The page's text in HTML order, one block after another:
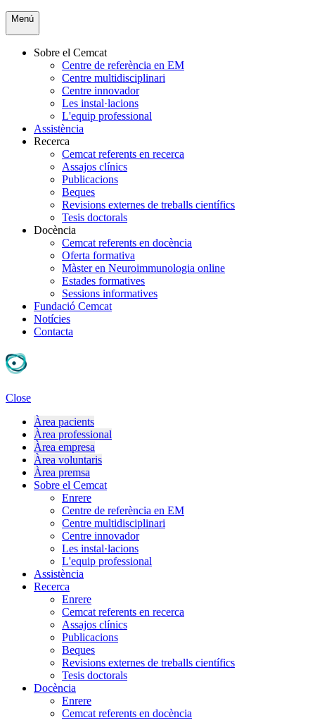
Menú
Sobre el Cemcat
Centre de referència en EM
Centre multidisciplinari
Centre innovador
Les instal·lacions
L'equip professional
Assistència
Recerca
Cemcat referents en recerca
Assajos clínics
Publicacions
Beques
Revisions externes de treballs científics
Tesis doctorals
Docència
Cemcat referents en docència
Oferta formativa
Màster en Neuroimmunologia online
Estades formatives
Sessions informatives
Fundació Cemcat
Notícies
Contacta
Close
Àrea pacients
Àrea professional
Àrea empresa
Àrea voluntaris
Àrea premsa
Sobre el Cemcat
Enrere
Centre de referència en EM
Centre multidisciplinari
Centre innovador
Les instal·lacions
L'equip professional
Assistència
Recerca
Enrere
Cemcat referents en recerca
Assajos clínics
Publicacions
Beques
Revisions externes de treballs científics
Tesis doctorals
Docència
Enrere
Cemcat referents en docència